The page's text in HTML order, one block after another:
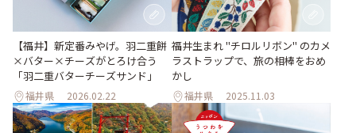
【福井】新定番みやげ。羽二重餅
×バター×チーズがとろけ合う
「羽二重バターチーズサンド」
福井県 2026.02.22
福井生まれ "チロルリボン" のカメ
ラストラップで、旅の相棒をおめ
かし
福井県 2025.11.03